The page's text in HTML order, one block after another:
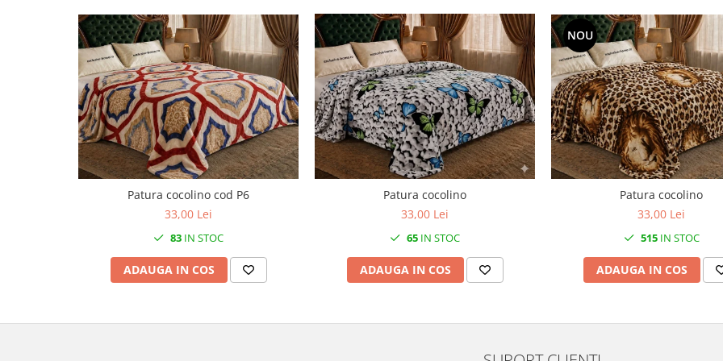
Patura cocolino cod P6
33,00 Lei
83 IN STOC
ADAUGA IN COS
Patura cocolino
33,00 Lei
65 IN STOC
ADAUGA IN COS
NOU
Patura cocolino
33,00 Lei
515IN STOC
ADAUGA IN COS